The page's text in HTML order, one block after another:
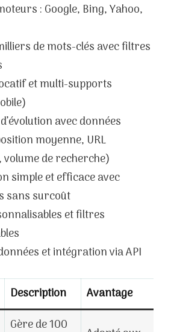
: Google, Bing, Yahoo,
de mots-clés avec filtres
et multi-supports
avec données
moyenne, URL
volume de recherche)
simple et efficace avec
sans surcoût
et filtres
et intégration via API
Description Avantage
Gère de 100